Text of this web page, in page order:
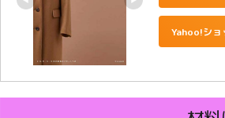
Yahoo!ショ